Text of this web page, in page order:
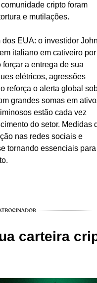
cripto foram
e mutilações.
EUA: o investidor
italiano em cativeiro por
a entrega de sua
elétricos, agressões
reforça o alerta global
grandes somas em
estão cada vez
do setor. Medidas
nas redes sociais e
tornando essenciais para
carteira